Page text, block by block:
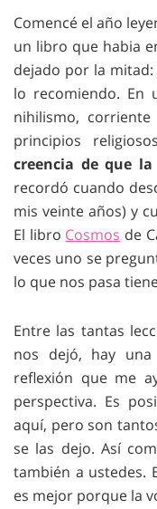
Comencé el año
un libro que habia
dejado por la mitad:
lo recomiendo. En
nihilismo,
principios
creencia de que
recordó cuando
mis veinte años) y
El libro Cosmos de
veces uno se
lo que nos pasa
Entre las tantas
nos dejó, hay
reflexión que me
perspectiva. Es
aquí, pero son
se las dejo. Así
también a ustedes.
es mejor porque la